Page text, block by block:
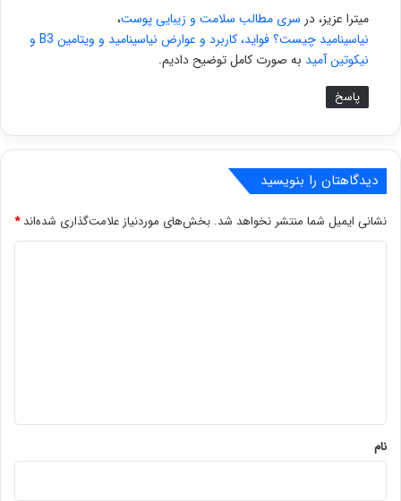
:
میترا عزیز، در سری مطالب سلامت و زیبایی پوست،
نیاسینامید چیست؟ فواید، کاربرد و عوارض نیاسینامید و ویتامین B3 و
نیکوتین آمید به صورت کامل توضیح دادیم.
پاسخ
دیدگاهتان را بنویسید
نشانی ایمیل شما منتشر نخواهد شد. بخش‌های موردنیاز علامت‌گذاری شده‌اند*
نام